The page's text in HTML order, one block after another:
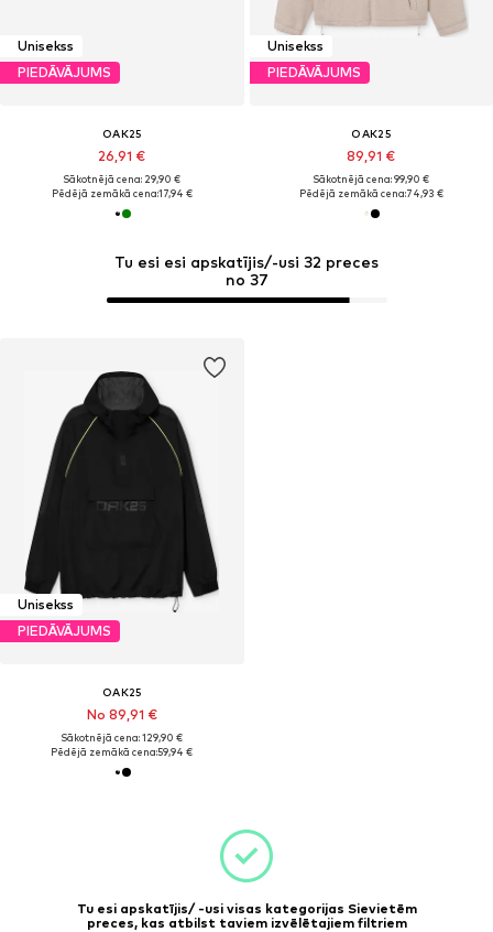
Tu esi esi apskatījis/-usi 32 preces
no 37
Unisekss
PIEDĀVĀJUMS
OAK25
26,91 €
Sākotnējā cena: 29,90 €
Pēdējā zemākā cena:17,94 €
Unisekss
PIEDĀVĀJUMS
OAK25
89,91 €
Sākotnējā cena: 99,90 €
Pēdējā zemākā cena:74,93 €
Unisekss
PIEDĀVĀJUMS
OAK25
No 89,91 €
Sākotnējā cena: 129,90 €
Pēdējā zemākā cena:59,94 €
Tu esi apskatījis/ -usi visas kategorijas Sievietēm
preces, kas atbilst taviem izvēlētajiem filtriem